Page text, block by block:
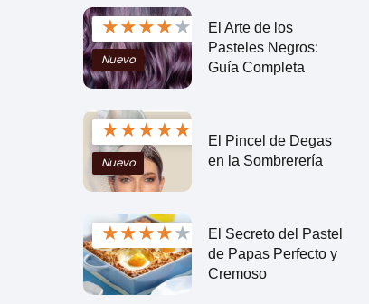
★★★★★
Nuevo
El Arte de los
Pasteles Negros:
Guía Completa
★★★★★
Nuevo
El Pincel de Degas
en la Sombrerería
★★★★★
El Secreto del Pastel
de Papas Perfecto y
Cremoso